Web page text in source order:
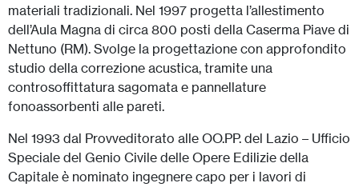
materiali tradizionali. Nel 1997 progetta l’allestimento
dell’Aula Magna di circa 800 posti della Caserma Piave di
Nettuno (RM). Svolge la progettazione con approfondito
studio della correzione acustica, tramite una
controsoffittatura sagomata e pannellature
fonoassorbenti alle pareti.
Nel 1993 dal Provveditorato alle OO.PP. del Lazio – Ufficio
Speciale del Genio Civile delle Opere Edilizie della
Capitale è nominato ingegnere capo per i lavori di